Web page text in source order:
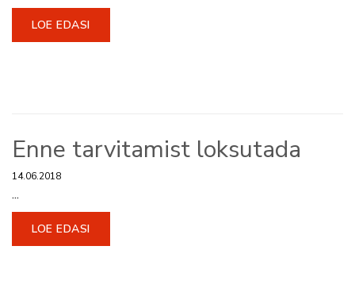
LOE EDASI
Enne tarvitamist loksutada
14.06.2018
...
LOE EDASI